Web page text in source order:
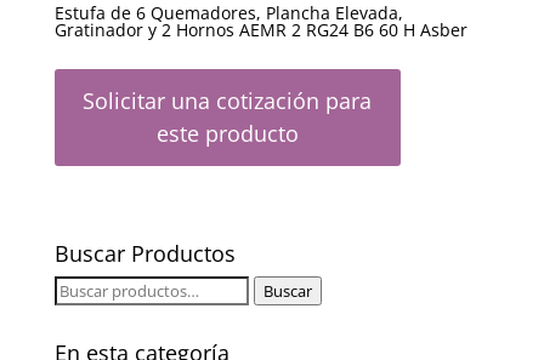
Estufa de 6 Quemadores, Plancha Elevada,
Gratinador y 2 Hornos AEMR 2 RG24 B6 60 H Asber
Solicitar una cotización para
este producto
Buscar Productos
Buscar
Buscar
En esta categoría